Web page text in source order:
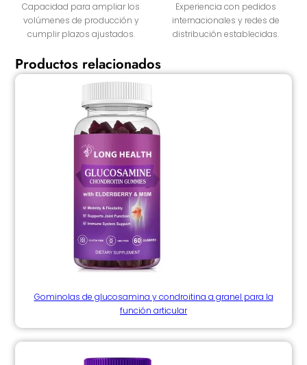
Capacidad para ampliar los
volúmenes de producción y
cumplir plazos ajustados.
Experiencia con pedidos
internacionales y redes de
distribución establecidas.
Productos relacionados
Gominolas de glucosamina y condroitina a granel para la
función articular